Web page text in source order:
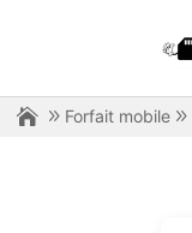
Forfait mobile